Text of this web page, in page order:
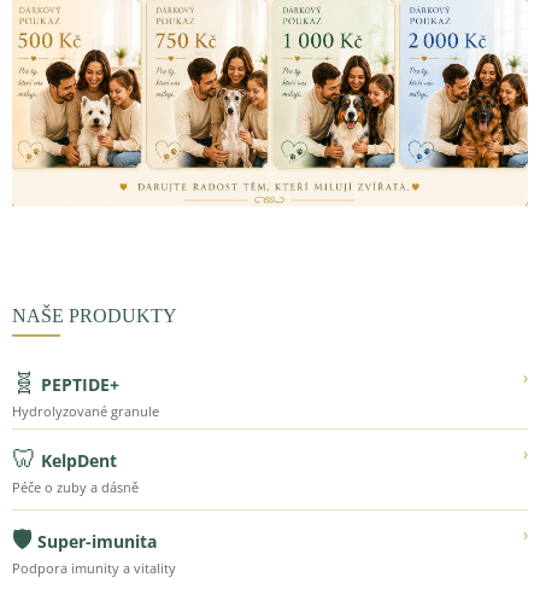
NAŠE PRODUKTY
🧬 PEPTIDE+ ›
Hydrolyzované granule
🦷 KelpDent ›
Péče o zuby a dásně
🛡️ Super-imunita ›
Podpora imunity a vitality